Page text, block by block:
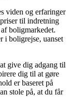
viden og erfaringer
til indretning
boligmarkedet.
i boligrejse, uanset
give dig adgang til
dig til at gøre
er baseret på
stole på, at du får